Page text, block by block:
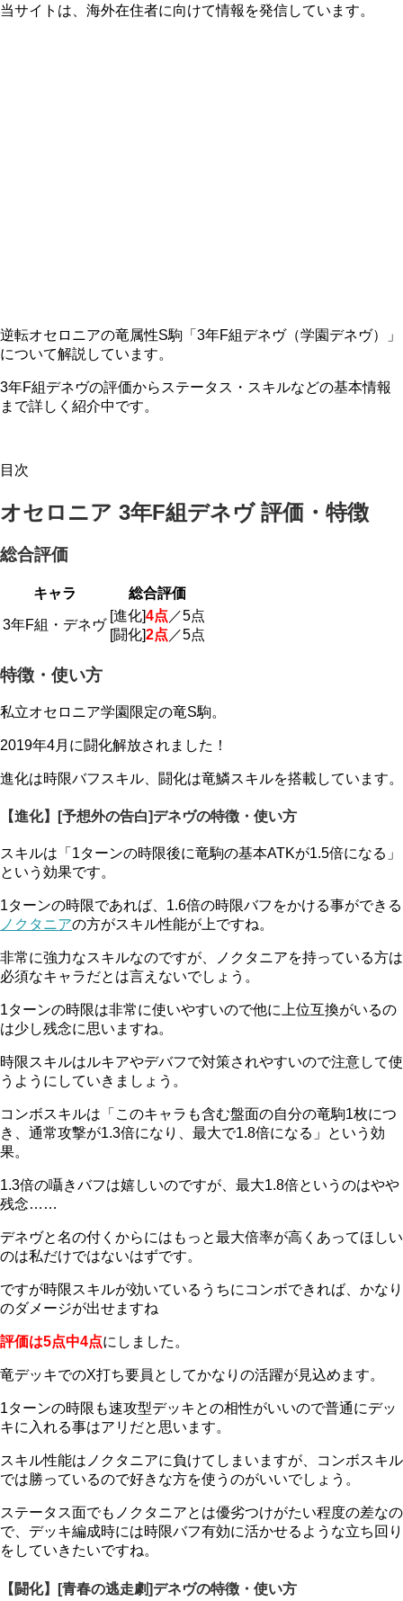
当サイトは、海外在住者に向けて情報を発信しています。
逆転オセロニアの竜属性S駒「3年F組デネヴ（学園デネヴ）」
について解説しています。
3年F組デネヴの評価からステータス・スキルなどの基本情報
まで詳しく紹介中です。
目次
オセロニア 3年F組デネヴ 評価・特徴
総合評価
キャラ 総合評価
3年F組・デネヴ
[進化]4点 ／5点
[闘化]2点 ／5点
特徴・使い方
私立オセロニア学園限定の竜S駒。
2019年4月に闘化解放されました！
進化は時限バフスキル、闘化は竜鱗スキルを搭載しています。
【進化】[予想外の告白]デネヴの特徴・使い方
スキルは「1ターンの時限後に竜駒の基本ATKが1.5倍になる」
という効果です。
1ターンの時限であれば、1.6倍の時限バフをかける事ができる
ノクタニアの方がスキル性能が上ですね。
非常に強力なスキルなのですが、ノクタニアを持っている方は
必須なキャラだとは言えないでしょう。
1ターンの時限は非常に使いやすいので他に上位互換がいるの
は少し残念に思いますね。
時限スキルはルキアやデバフで対策されやすいので注意して使
うようにしていきましょう。
コンボスキルは「このキャラも含む盤面の自分の竜駒1枚につ
き、通常攻撃が1.3倍になり、最大で1.8倍になる」という効
果。
1.3倍の囁きバフは嬉しいのですが、最大1.8倍というのはやや
残念……
デネヴと名の付くからにはもっと最大倍率が高くあってほしい
のは私だけではないはずです。
ですが時限スキルが効いているうちにコンボできれば、かなり
のダメージが出せますね
評価は5点中4点にしました。
竜デッキでのX打ち要員としてかなりの活躍が見込めます。
1ターンの時限も速攻型デッキとの相性がいいので普通にデッ
キに入れる事はアリだと思います。
スキル性能はノクタニアに負けてしまいますが、コンボスキル
では勝っているので好きな方を使うのがいいでしょう。
ステータス面でもノクタニアとは優劣つけがたい程度の差なの
で、デッキ編成時には時限バフ有効に活かせるような立ち回り
をしていきたいですね。
【闘化】[青春の逃走劇]デネヴの特徴・使い方